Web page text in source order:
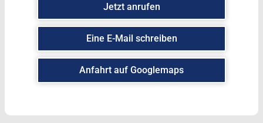
Jetzt anrufen
Eine E-Mail schreiben
Anfahrt auf Googlemaps